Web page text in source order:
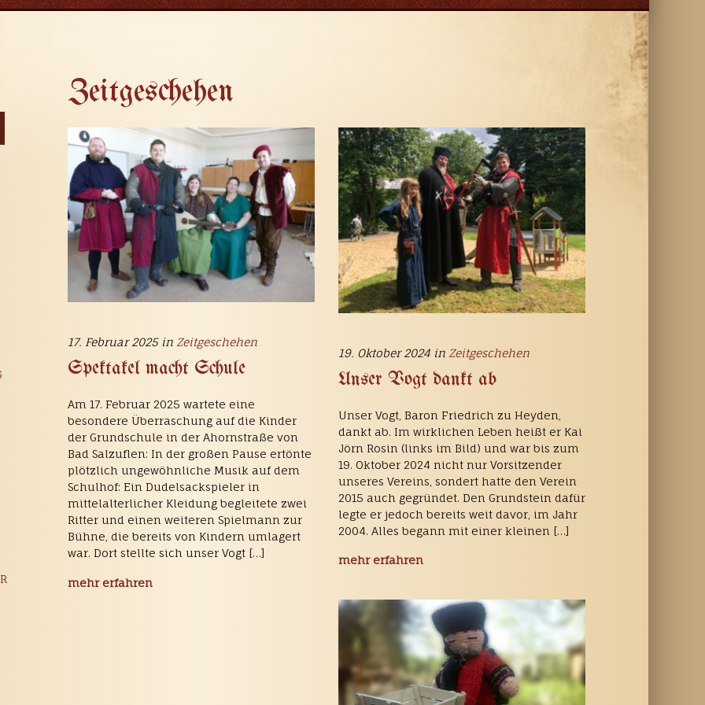
Zeitgeschehen
17. Februar 2025 in Zeitgeschehen
Spektakel macht Schule
Am 17. Februar 2025 wartete eine
besondere Überraschung auf die Kinder
der Grundschule in der Ahornstraße von
Bad Salzuflen: In der großen Pause ertönte
plötzlich ungewöhnliche Musik auf dem
Schulhof: Ein Dudelsackspieler in
mittelalterlicher Kleidung begleitete zwei
Ritter und einen weiteren Spielmann zur
Bühne, die bereits von Kindern umlagert
war. Dort stellte sich unser Vogt […]
mehr erfahren
19. Oktober 2024 in Zeitgeschehen
Unser Vogt dankt ab
Unser Vogt, Baron Friedrich zu Heyden,
dankt ab. Im wirklichen Leben heißt er Kai
Jörn Rosin (links im Bild) und war bis zum
19. Oktober 2024 nicht nur Vorsitzender
unseres Vereins, sondert hatte den Verein
2015 auch gegründet. Den Grundstein dafür
legte er jedoch bereits weit davor, im Jahr
2004. Alles begann mit einer kleinen […]
mehr erfahren